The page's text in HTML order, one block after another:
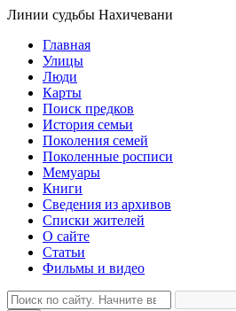
Линии судьбы Нахичевани
Главная
Улицы
Люди
Карты
Поиск предков
История семьи
Поколения семей
Поколенные росписи
Мемуары
Книги
Сведения из архивов
Списки жителей
О сайте
Статьи
Фильмы и видео